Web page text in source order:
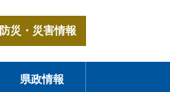
防災・災害情報
県政情報